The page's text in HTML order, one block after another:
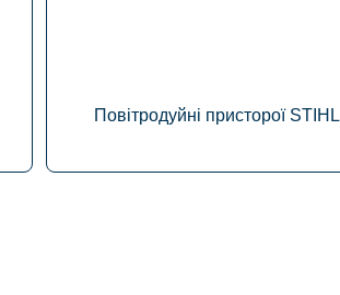
Повітродуйні присторої STIHL